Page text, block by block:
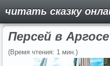
читать сказку
Персей в Аргосе
(Время чтения: 1 мин.)